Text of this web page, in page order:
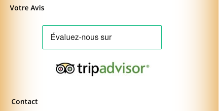
Votre Avis
Contact